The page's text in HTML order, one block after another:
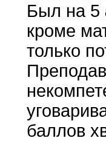
Был на 5
кроме
только
баллов